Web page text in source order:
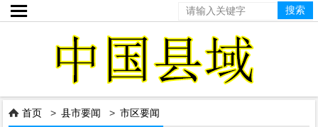

 首页 >县市要闻 >市区要闻